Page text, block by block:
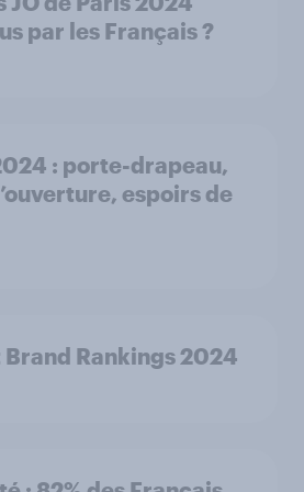
par les Français ?
: porte-drapeau,
espoirs de
Brand Rankings 2024